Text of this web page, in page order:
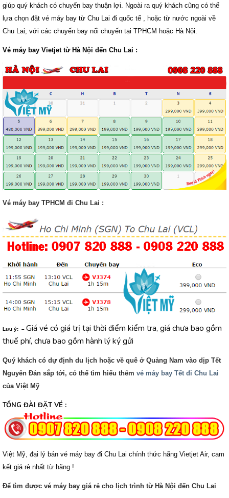
giúp quý khách có chuyến bay thuận lợi. Ngoài ra quý khách cũng có thể
lựa chọn đặt vé máy bay từ Chu Lai đi quốc tế , hoặc từ nước ngoài về
Chu Lai; với các chuyến bay nối chuyến tại TPHCM hoặc Hà Nội.
Vé máy bay Vietjet từ Hà Nội đến Chu Lai :
Vé máy bay TPHCM đi Chu Lai :
Lưu ý: – Giá vé có giá trị tại thời điểm kiểm tra, giá chưa bao gồm
thuế phí, chưa bao gồm hành lý ký gửi
Quý khách có dự định du lịch hoặc về quê ở Quảng Nam vào dịp Tết
Nguyên Đán sắp tới, có thể tìm hiểu thêm vé máy bay Tết đi Chu Lai
của Việt Mỹ
TỔNG ĐÀI ĐẶT VÉ :
Việt Mỹ, đại lý bán vé máy bay đi Chu Lai chính thức hãng Vietjet Air, cam
kết giá rẻ nhất từ hãng !
Để tìm được vé máy bay giá rẻ cho lịch trình từ Hà Nội đến Chu Lai